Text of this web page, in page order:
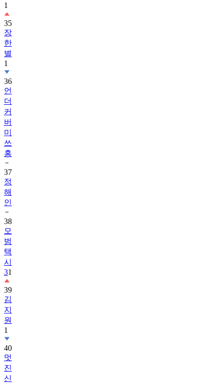
1
35
장
한
별
1
36
언
더
커
버
미
쓰
홍
37
정
해
인
38
모
범
택
시
31
39
김
지
원
1
40
멋
진
신